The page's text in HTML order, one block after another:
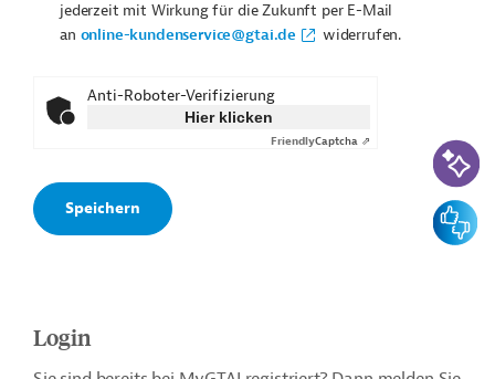
jederzeit mit Wirkung für die Zukunft per E-Mail
an online-kundenservice@gtai.de widerrufen.
Anti-Roboter-Verifizierung
Hier klicken
FriendlyCaptcha ⇗
Login
KI-